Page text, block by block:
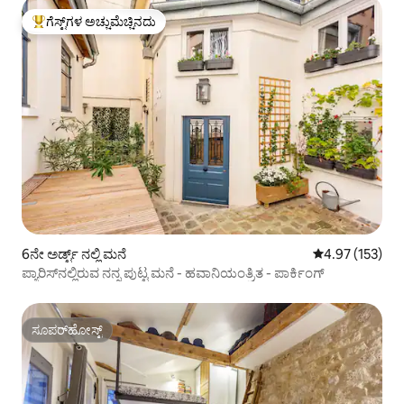
ಗೆಸ್ಟ್‌ಗಳಿಗೆ ಅತಿ ಹೆಚ್ಚು ಅಚ್ಚುಮೆಚ್ಚಿನದು
ಗೆಸ್ಟ್‌ಗಳ ಅಚ್ಚುಮೆಚ್ಚಿನದು
6ನೇ ಅರ್ಡ್ಟ್ ನಲ್ಲಿ ಮನೆ 5 ರಲ್ಲಿ 4.97
4.97 (153)
ಪ್ಯಾರಿಸ್‌ನಲ್ಲಿರುವ ನನ್ನ ಪುಟ್ಟ ಮನೆ - ಹವಾನಿಯಂತ್ರಿತ - ಪಾರ್ಕಿಂಗ್
ಸೂಪರ್‌ಹೋಸ್ಟ್
ಸೂಪರ್‌ಹೋಸ್ಟ್